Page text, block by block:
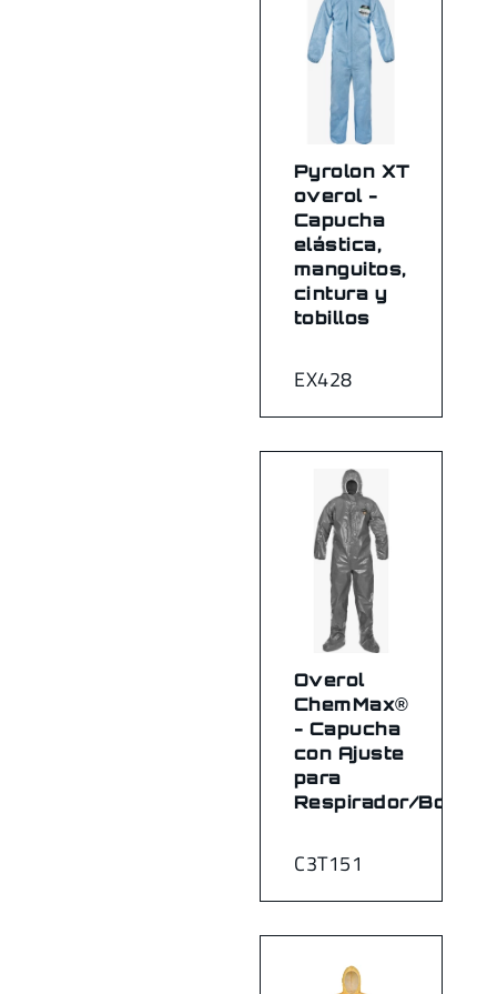
EX428
Pyrolon XT
overol -
Capucha
elástica,
manguitos,
cintura y
tobillos
C3T151
Overol
ChemMax®
- Capucha
con Ajuste
para
Respirador/Botas